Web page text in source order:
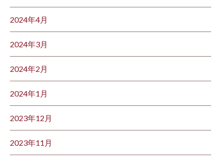
2024年4月
2024年3月
2024年2月
2024年1月
2023年12月
2023年11月